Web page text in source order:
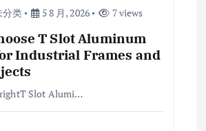
分类 5 8 月, 2026 7 views
T Slot Aluminum
Industrial Frames and
Slot Alumi…